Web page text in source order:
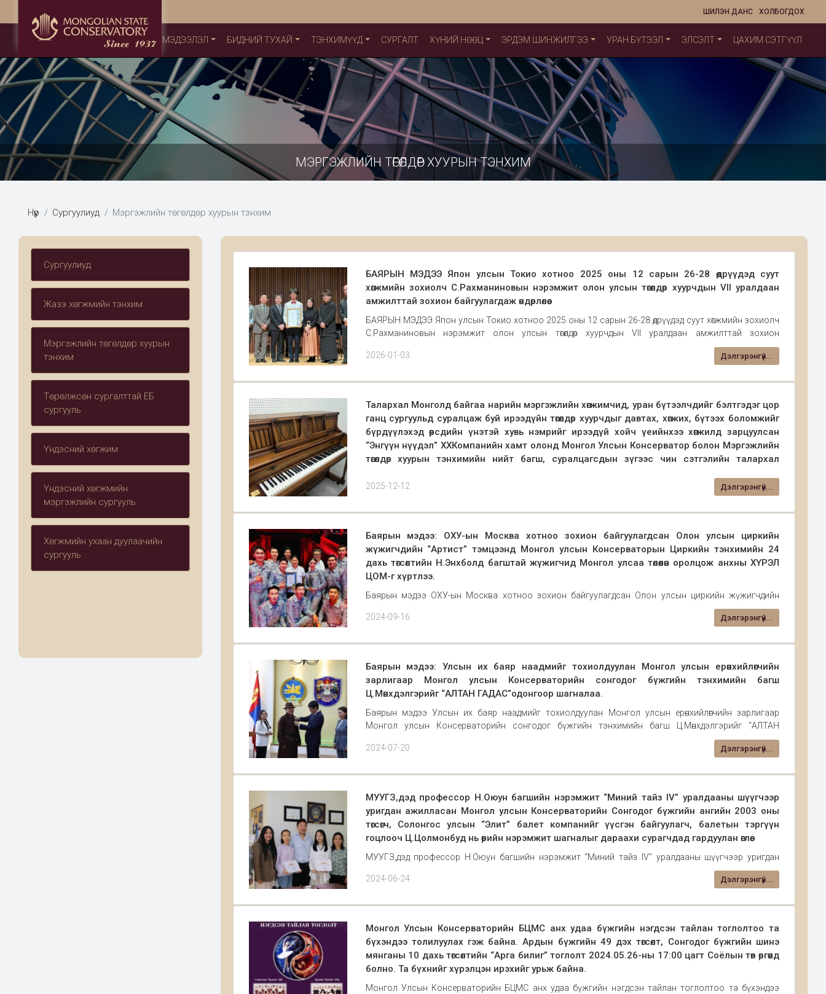
ХОЛБОГДОХ
ШИЛЭН ДАНС
МЭДЭЭЛЭЛ БИДНИЙ ТУХАЙ ТЭНХИМҮҮД СУРГАЛТ ХҮНИЙ НӨӨЦ ЭРДЭМ ШИНЖИЛГЭЭ УРАН БҮТЭЭЛ ЭЛСЭЛТ ЦАХИМ СЭТГҮҮЛ
МЭРГЭЖЛИЙН ТӨГӨЛДӨР ХУУРЫН ТЭНХИМ
Нүүр Сургуулиуд Мэргэжлийн төгөлдөр хуурын тэнхим
Сургуулиуд
Жазз хөгжмийн тэнхим
Мэргэжлийн төгөлдөр хуурын
тэнхим
Төрөлжсөн сургалттай ЕБ
сургууль
Үндэсний хөгжим
Үндэсний хөгжмийн
мэргэжлийн сургууль
Хөгжмийн ухаан дуулаачийн
сургууль
БАЯРЫН МЭДЭЭ Япон улсын Токио хотноо 2025 оны 12 сарын 26-28 өдрүүдэд суут
хөгжмийн зохиолч С.Рахманиновын нэрэмжит олон улсын төгөлдөр хуурчдын VII уралдаан
амжилттай зохион байгуулагдаж өндөрлөлөө.
БАЯРЫН МЭДЭЭ Япон улсын Токио хотноо 2025 оны 12 сарын 26-28 өдрүүдэд суут хөгжмийн зохиолч
С.Рахманиновын нэрэмжит олон улсын төгөлдөр хуурчдын VII уралдаан амжилттай зохион
байгуулагдаж өндөрлөлөө. Тус уралдаанд Монгол Улсын Консерваторын Мэргэжлийн төгөлдөр хуурын тэ
2026-01-03
Дэлгэрэнгүй...
Талархал Монголд байгаа нарийн мэргэжлийн хөгжимчид, уран бүтээлчдийг бэлтгэдэг цор
ганц сургуульд суралцаж буй ирээдүйн төгөлдөр хуурчдыг давтах, хөгжих, бүтээх боломжийг
бүрдүүлэхэд өөрсдийн үнэтэй хувь нэмрийг ирээдүй хойч үеийнхээ хөгжилд зарцуулсан
“Энгүүн нүүдэл” ХХКомпанийн хамт олонд Монгол Улсын Консерватор болон Мэргэжлийн
төгөлдөр хуурын тэнхимийн нийт багш, суралцагсдын зүгээс чин сэтгэлийн талархал
Талархал Түркийн хамтын ажиллагааны зохицуулах агентлаг Тика-гийн Улаанбаатар хот дахь хөтөлбөр
зохицуулалтын газраас МУК-ын В1 давхарт уран бүтээлийн лаборатори буюу давтлагын өрөөнүүдийг
2025-12-12 Дэлгэрэнгүй...
Баярын мэдээ: ОХУ-ын Москва хотноо зохион байгуулагдсан Олон улсын циркийн
жүжигчдийн “Артист” тэмцээнд Монгол улсын Консерваторын Циркийн тэнхимийн 24
дахь төгсөлтийн Н.Энхболд багштай жүжигчид Монгол улсаа төлөөлөн оролцож анхны ХҮРЭЛ
ЦОМ-г хүртлээ.
Баярын мэдээ ОХУ-ын Москва хотноо зохион байгуулагдсан Олон улсын циркийн жүжигчдийн
"Артист" тэмцээнд Монгол улсын Консерваторын Циркийн тэнхимийн 24 дахь төгсөлтийн Н.Энхболд
багштай жүжигчид Монгол улсаа төлөөлөн оролцож анхны ХҮРЭЛ ЦОМ-г хүртлээ. Та бүхэнд уран
2024-09-16 Дэлгэрэнгүй...
Баярын мэдээ: Улсын их баяр наадмийг тохиолдуулан Монгол улсын ерөнхийлөгчийн
зарлигаар Монгол улсын Консерваторийн сонгодог бүжгийн тэнхимийн багш
Ц.Мөнхдэлгэрийг “АЛТАН ГАДАС”одонгоор шагналаа.
Баярын мэдээ Улсын их баяр наадмийг тохиолдуулан Монгол улсын ерөнхийлөгчийн зарлигаар
Монгол улсын Консерваторийн сонгодог бүжгийн тэнхимийн багш Ц.Мөнхдэлгэрийг “АЛТАН
ГАДАС”одонгоор шагналаа. Эрхэм багшийнхаа гэр бүл болон сурган хүмүүжүүлэх их үйлсэд өндөр
амжилтыг хүс
2024-07-20 Дэлгэрэнгүй...
МУУГЗ,дэд профессор Н.Оюун багшийн нэрэмжит “Миний тайз IV” уралдааны шүүгчээр
уригдан ажилласан Монгол улсын Консерваторийн Сонгодог бүжгийн ангийн 2003 оны
төгсөгч, Солонгос улсын “Элит” балет компанийг үүсгэн байгуулагч, балетын тэргүүн
гоцлооч Ц.Цолмонбуд нь өөрийн нэрэмжит шагналыг дараахи сурагчдад гардуулан өглөө.
МУУГЗ,дэд профессор Н.Оюун багшийн нэрэмжит “Миний тайз IV” уралдааны шүүгчээр уригдан
ажилласан Монгол улсын Консерваторийн Сонгодог бүжгийн ангийн 2003 оны төгсөгч, Солонгос
улсын “Элит” балет компанийг үүсгэн байгуулагч, балетын тэргүүн гоцлооч Ц.Цолмонбуд нь өөрийн
2024-06-24 Дэлгэрэнгүй...
Монгол Улсын Консерваторийн БЦМС анх удаа бүжгийн нэгдсэн тайлан тоглолтоо та
бүхэндээ толилуулах гэж байна. Ардын бүжгийн 49 дэх төгсөлт, Сонгодог бүжгийн шинэ
мянганы 10 дахь төгсөлтийн “Арга билиг” тоглолт 2024.05.26-ны 17:00 цагт Соёлын төв өргөөнд
болно. Та бүхнийг хүрэлцэн ирэхийг урьж байна.
Монгол Улсын Консерваторийн БЦМС анх удаа бүжгийн нэгдсэн тайлан тоглолтоо та бүхэндээ